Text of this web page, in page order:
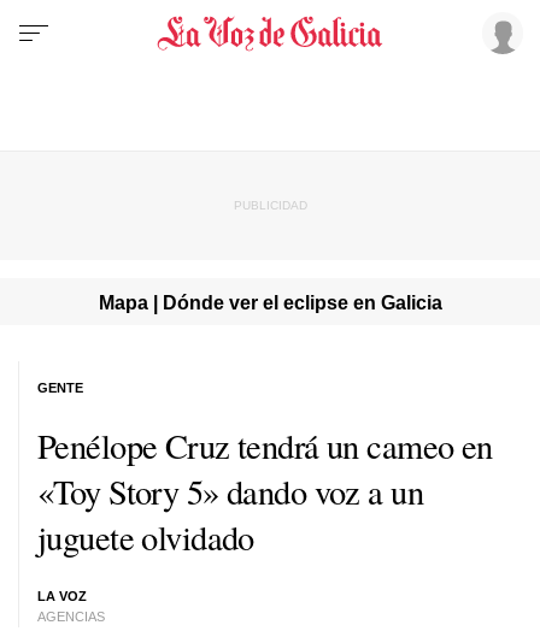
Mapa | Dónde ver el eclipse en Galicia
Penélope Cruz tendrá un cameo en
«Toy Story 5» dando voz a un
juguete olvidado
LA VOZ
AGENCIAS
GENTE